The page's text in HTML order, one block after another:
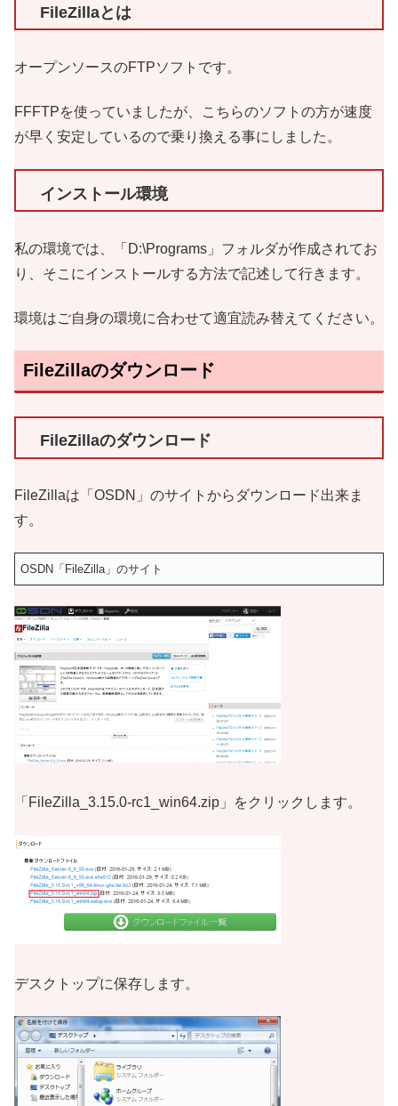
FileZillaとは
オープンソースのFTPソフトです。
FFFTPを使っていましたが、こちらのソフトの方が速度
が早く安定しているので乗り換える事にしました。
インストール環境
私の環境では、「D:\Programs」フォルダが作成されてお
り、そこにインストールする方法で記述して行きます。
環境はご自身の環境に合わせて適宜読み替えてください。
FileZillaのダウンロード
FileZillaのダウンロード
FileZillaは「OSDN」のサイトからダウンロード出来ま
す。
OSDN「FileZilla」のサイト
「FileZilla_3.15.0-rc1_win64.zip」をクリックします。
デスクトップに保存します。